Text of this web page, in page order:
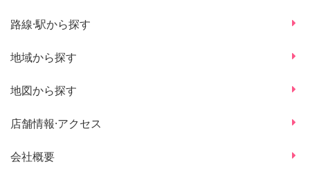
路線·駅から探す
地域から探す
地図から探す
店舗情報·アクセス
会社概要